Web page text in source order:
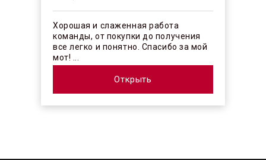
Хорошая и слаженная работа
команды, от покупки до получения
все легко и понятно. Спасибо за мой
мот! ...
Открыть